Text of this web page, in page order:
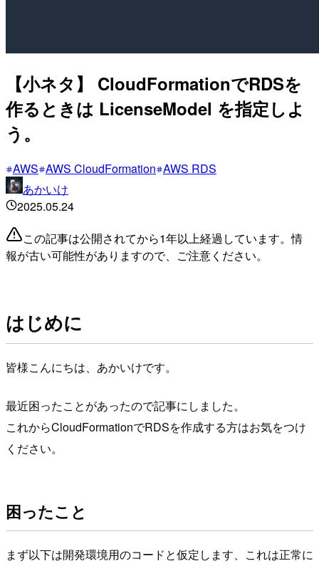
【小ネタ】 CloudFormationでRDSを
作るときは LicenseModel を指定しよ
う。
AWS AWS CloudFormation AWS RDS
あかいけ
2025.05.24
この記事は公開されてから1年以上経過しています。情
報が古い可能性がありますので、ご注意ください。
はじめに
皆様こんにちは、あかいけです。
最近困ったことがあったので記事にしました。
これからCloudFormationでRDSを作成する方はお気をつけ
ください。
困ったこと
まず以下は開発環境用のコードと仮定します、これは正常に